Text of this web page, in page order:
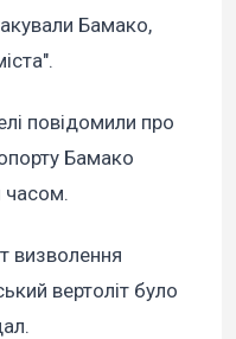
Бамако,
повідомили про
Бамако
часом.
визволення
вертоліт було